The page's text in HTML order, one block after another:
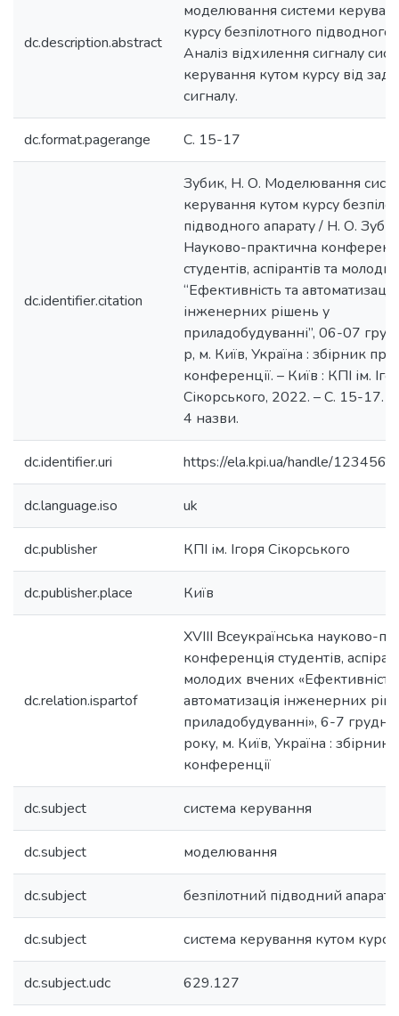
dc.description.abstract
моделювання системи
курсу безпілотного підводного
Аналіз відхилення сигналу
керування кутом курсу від
сигналу.
dc.format.pagerange С. 15-17
dc.identifier.citation
Зубик, Н. О. Моделювання
керування кутом курсу
підводного апарату / Н. О.
Науково-практична
студентів, аспірантів та
“Ефективність та автоматизація
інженерних рішень у
приладобудуванні”, 06-07
р, м. Київ, Україна : збірник
конференції. – Київ : КПІ ім.
Сікорського, 2022. – С. 15-17. –
4 назви.
dc.identifier.uri https://ela.kpi.ua/handle/
dc.language.iso uk
dc.publisher КПІ ім. Ігоря Сікорського
dc.publisher.place Київ
dc.relation.ispartof
XVIII Всеукраїнська науково-
конференція студентів,
молодих вчених «Ефективність
автоматизація інженерних
приладобудуванні», 6-7
року, м. Київ, Україна : збірник
конференції
dc.subject система керування
dc.subject моделювання
dc.subject безпілотний підводний апарат
dc.subject система керування кутом курсу
dc.subject.udc 629.127